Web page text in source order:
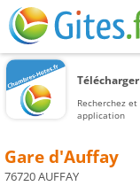
Recherchez
application
Gare d'Auffay
76720 AUFFAY